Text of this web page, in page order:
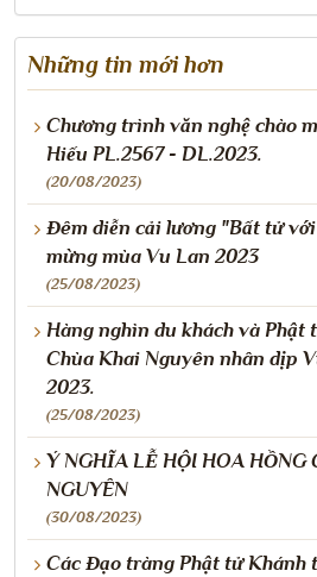
Những tin mới hơn
Chương trình văn nghệ chào
Hiếu PL.2567 - DL.2023.
(20/08/2023)
Đêm diễn cải lương "Bất tử
mừng mùa Vu Lan 2023
(25/08/2023)
Hàng nghìn du khách và Phật
Chùa Khai Nguyên nhân dịp
2023.
(25/08/2023)
Ý NGHĨA LỄ HỘI HOA HỒNG
NGUYÊN
(30/08/2023)
Các Đạo tràng Phật tử Khánh